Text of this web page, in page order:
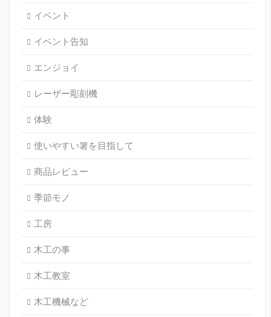
イベント
イベント告知
エンジョイ
レーザー彫刻機
体験
使いやすい箸を目指して
商品レビュー
季節モノ
工房
木工の事
木工教室
木工機械など